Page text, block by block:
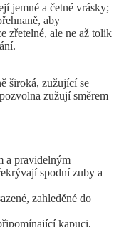
jemné a četné vrásky;
aby
zřetelné, ale ne až tolik
široká, zužující se
zužují směrem
a pravidelným
spodní zuby a
zahleděné do
kapuci,